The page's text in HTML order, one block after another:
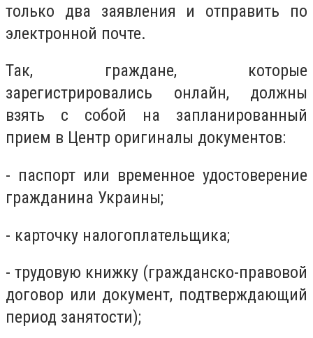
только два заявления и отправить по
электронной почте.
Так, граждане, которые
зарегистрировались онлайн, должны
взять с собой на запланированный
прием в Центр оригиналы документов:
- паспорт или временное удостоверение
гражданина Украины;
- карточку налогоплательщика;
- трудовую книжку (гражданско-правовой
договор или документ, подтверждающий
период занятости);